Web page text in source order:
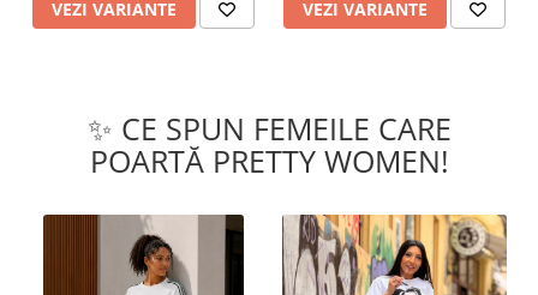
VEZI VARIANTE VEZI VARIANTE
✨ CE SPUN FEMEILE CARE
POARTĂ PRETTY WOMEN!